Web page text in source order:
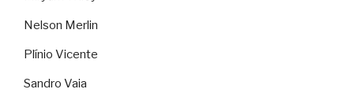
Nelson Merlin
Plínio Vicente
Sandro Vaia